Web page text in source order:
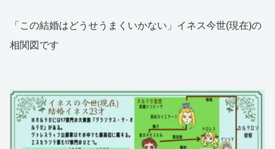
「この結婚はどうせうまくいかない」イネス今世(現在)の
相関図です